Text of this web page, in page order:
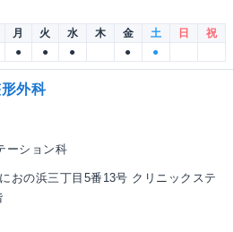
月 火 水 木 金 土 日
祝
● ● ● ● ●
外科
ーション科
おの浜三丁目5番13号 クリニックステ